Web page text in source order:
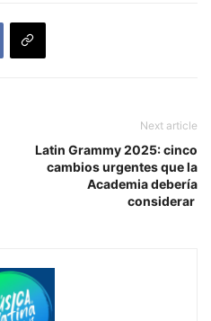
Next article
Latin Grammy 2025: cinco
cambios urgentes que la
Academia debería
considerar